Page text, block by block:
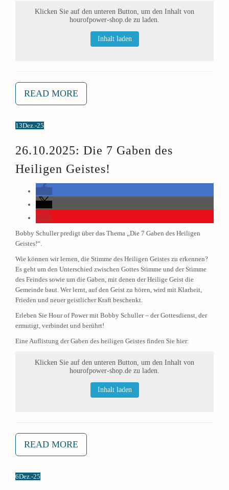
Klicken Sie auf den unteren Button, um den Inhalt von
hourofpower-shop.de zu laden.
Inhalt laden
READ MORE
13Dez.-25
26.10.2025: Die 7 Gaben des
Heiligen Geistes!
Bobby Schuller predigt über das Thema „Die 7 Gaben des Heiligen
Geistes!“.
Wie können wir lernen, die Stimme des Heiligen Geistes zu erkennen?
Es geht um den Unterschied zwischen Gottes Stimme und der Stimme
des Feindes sowie um die Gaben, mit denen der Heilige Geist die
Gemeinde baut. Wer lernt, auf den Geist zu hören, wird mit Klarheit,
Frieden und neuer geistlicher Kraft beschenkt.
Erleben Sie Hour of Power mit Bobby Schuller – der Gottesdienst, der
ermutigt, verbindet und berührt!
Eine Auflistung der Gaben des heiligen Geistes finden Sie hier:
Klicken Sie auf den unteren Button, um den Inhalt von
hourofpower-shop.de zu laden.
Inhalt laden
READ MORE
6Dez.-25